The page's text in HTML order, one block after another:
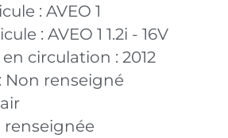
: AVEO 1
: AVEO 1 1.2i - 16V
circulation : 2012
Non renseigné
renseignée